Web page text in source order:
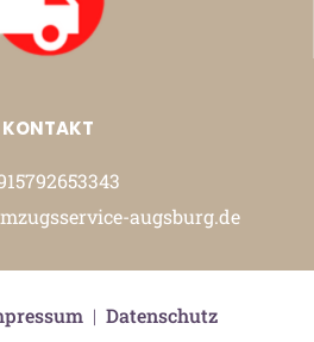
KONTAKT
augsburg.de
| Datenschutz